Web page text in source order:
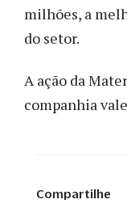
milhões, a
do setor.
A ação da
companhia
Compartilhe